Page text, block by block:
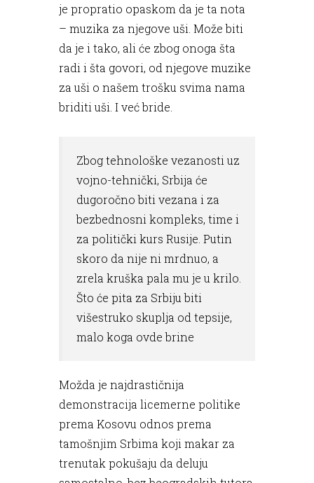
je propratio opaskom da je ta nota
– muzika za njegove uši. Može biti
da je i tako, ali će zbog onoga šta
radi i šta govori, od njegove muzike
za uši o našem trošku svima nama
briditi uši. I već bride.
Zbog tehnološke vezanosti uz
vojno-tehnički, Srbija će
dugoročno biti vezana i za
bezbednosni kompleks, time i
za politički kurs Rusije. Putin
skoro da nije ni mrdnuo, a
zrela kruška pala mu je u krilo.
Što će pita za Srbiju biti
višestruko skuplja od tepsije,
malo koga ovde brine
Možda je najdrastičnija
demonstracija licemerne politike
prema Kosovu odnos prema
tamošnjim Srbima koji makar za
trenutak pokušaju da deluju